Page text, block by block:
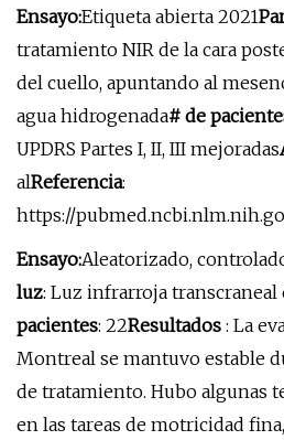
Ensayo:Etiqueta abierta 2021
tratamiento NIR de la cara
del cuello, apuntando al
agua hidrogenada# de
UPDRS Partes I, II, III mejoradas
alReferencia:
https://
Ensayo:Aleatorizado,
luz: Luz infrarroja
pacientes: 22Resultados : La
Montreal se mantuvo estable
de tratamiento. Hubo algunas
en las tareas de motricidad